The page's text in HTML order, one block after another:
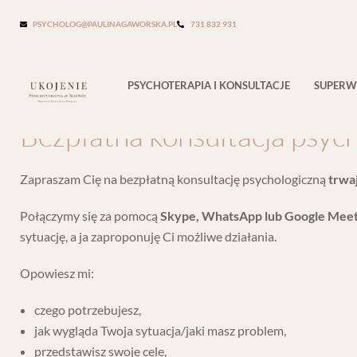
PSYCHOLOG@PAULINAGAWORSKA.PL 731 832 931
PSYCHOTERAPIA I KONSULTACJE
BEZPŁATNA KONSULTACJA
Bezpłatna konsultacja
Bezpłatna konsultacja
Zapraszam Cię na bezpłatną konsultację psychologiczną
Połączymy się za pomocą Skype, WhatsApp lub Google
sytuację, a ja zaproponuję Ci możliwe działania.
Opowiesz mi:
czego potrzebujesz,
jak wygląda Twoja sytuacja/jaki masz problem,
przedstawisz swoje cele,